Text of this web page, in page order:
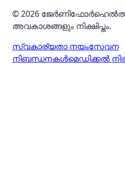
© 2026
അവകാശങ്ങളും നിക്ഷിപ്തം.
സ്വകാര്യതാ നയംസേവന
നിബന്ധനകൾമെഡിക്കൽ